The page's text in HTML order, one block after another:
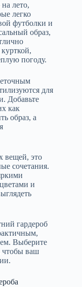
лето,
легко
футболки и
образ,
погоду.
для
Добавьте
как
образ, а
вещей, это
сочетания.
и
гардероб
Выберите
чтобы ваш